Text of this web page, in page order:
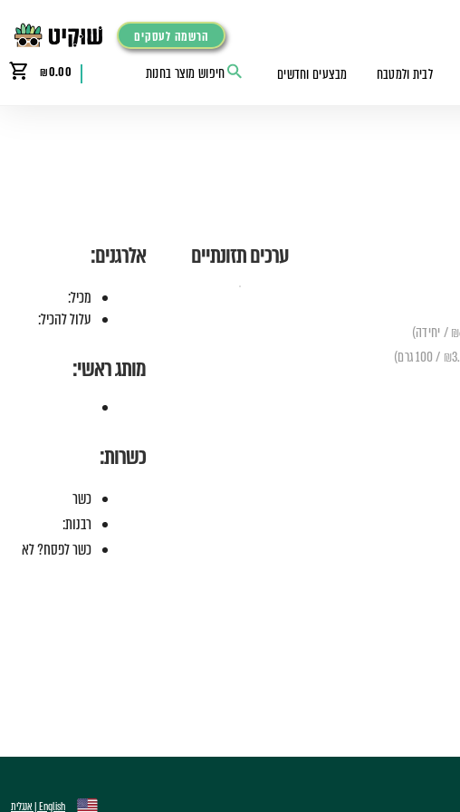
הרשמה לעסקים
לבית ולמטבח מבצעים וחדשים ₪0.00
ערכים תזונתיים אלרגנים:
מכיל:
עלול להכיל:
מותג ראשי:
כשרות:
כשר
רבנות:
כשר לפסח? לא
English | אנגלית